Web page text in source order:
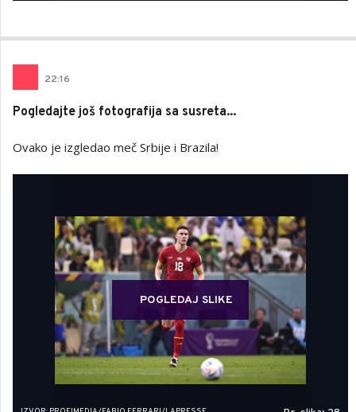
22:16
Pogledajte još fotografija sa susreta...
Ovako je izgledao meč Srbije i Brazila!
POGLEDAJ SLIKE